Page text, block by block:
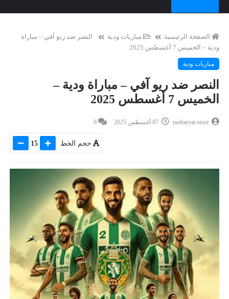
الصفحة الرئيسية مباريات ودية
النصر ضد ريو آفي – مباراة
ودية – الخميس 7 أغسطس 2025
مباريات ودية
النصر ضد ريو آفي – مباراة ودية –
الخميس 7 أغسطس 2025
mobaryat.store
0
حجم الخط 15